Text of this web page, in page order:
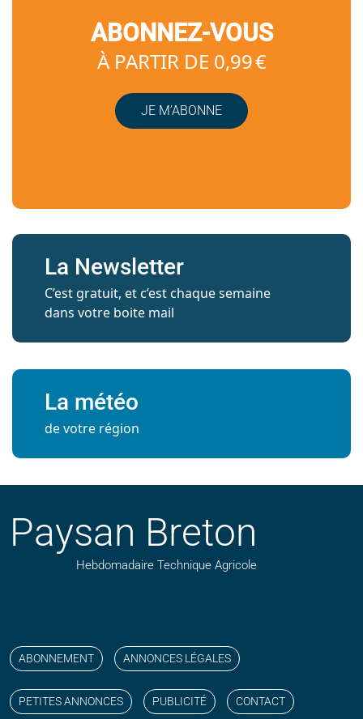
ABONNEZ-VOUS
À PARTIR DE 0,99 €
JE M’ABONNE
La Newsletter
C’est gratuit, et c’est chaque semaine
dans votre boite mail
La météo
de votre région
Paysan Breton
Hebdomadaire Technique Agricole
ABONNEMENT ANNONCES LÉGALES
PETITES ANNONCES PUBLICITÉ CONTACT